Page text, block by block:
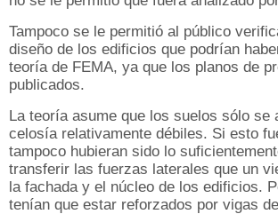
Tampoco se le permitió al público
diseño de los edificios que podrían
teoría de FEMA, ya que los planos de
publicados.
La teoría asume que los suelos sólo se
celosía relativamente débiles. Si esto
tampoco hubieran sido lo
transferir las fuerzas laterales que un
la fachada y el núcleo de los edificios.
tenían que estar reforzados por vigas